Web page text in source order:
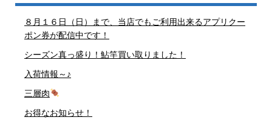
８月１６日（日）まで、当店でもご利用出来るアプリクー
ポン券が配信中です！
シーズン真っ盛り！鮎竿買い取りました！
入荷情報～♪
三層肉
お得なお知らせ！